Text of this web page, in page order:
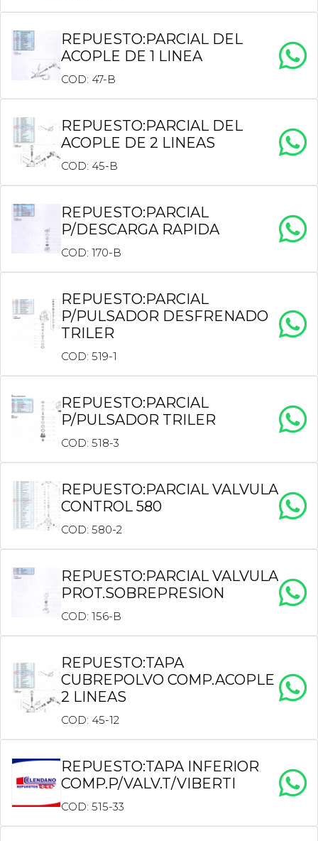
REPUESTO:PARCIAL DEL
ACOPLE DE 1 LINEA
COD: 47-B
REPUESTO:PARCIAL DEL
ACOPLE DE 2 LINEAS
COD: 45-B
REPUESTO:PARCIAL
P/DESCARGA RAPIDA
COD: 170-B
REPUESTO:PARCIAL
P/PULSADOR DESFRENADO
TRILER
COD: 519-1
REPUESTO:PARCIAL
P/PULSADOR TRILER
COD: 518-3
REPUESTO:PARCIAL VALVULA
CONTROL 580
COD: 580-2
REPUESTO:PARCIAL VALVULA
PROT.SOBREPRESION
COD: 156-B
REPUESTO:TAPA
CUBREPOLVO COMP.ACOPLE
2 LINEAS
COD: 45-12
REPUESTO:TAPA INFERIOR
COMP.P/VALV.T/VIBERTI
COD: 515-33